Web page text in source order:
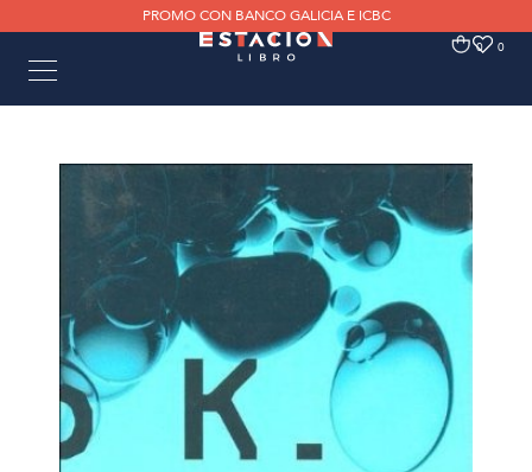
PROMO CON BANCO GALICIA E ICBC
0 0